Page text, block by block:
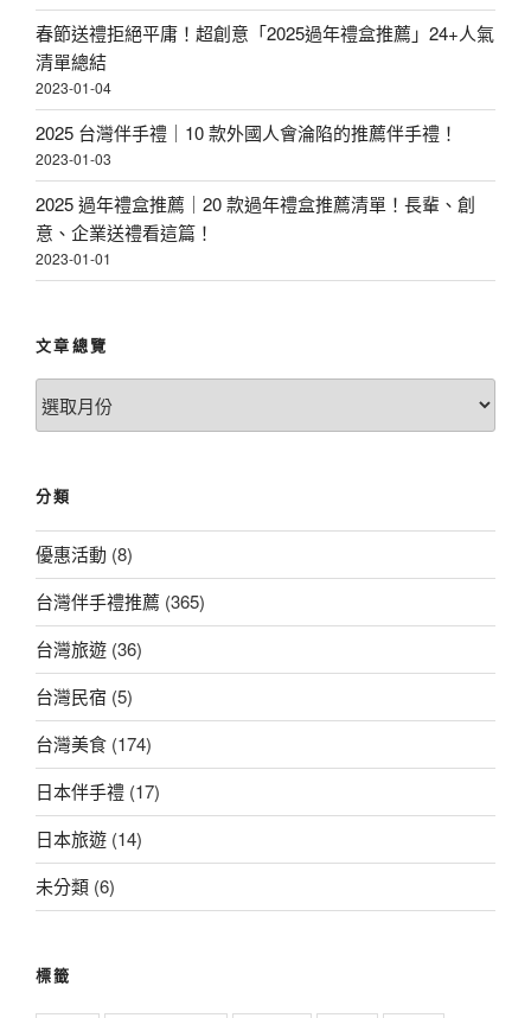
春節送禮拒絕平庸！超創意「2025過年禮盒推薦」24+人氣
清單總結
2023-01-04
2025 台灣伴手禮｜10 款外國人會淪陷的推薦伴手禮！
2023-01-03
2025 過年禮盒推薦｜20 款過年禮盒推薦清單！長輩、創
意、企業送禮看這篇！
2023-01-01
文章總覽
文
章
分類
優惠活動 (8)
台灣伴手禮推薦 (365)
台灣旅遊 (36)
台灣民宿 (5)
台灣美食 (174)
日本伴手禮 (17)
日本旅遊 (14)
未分類 (6)
標籤